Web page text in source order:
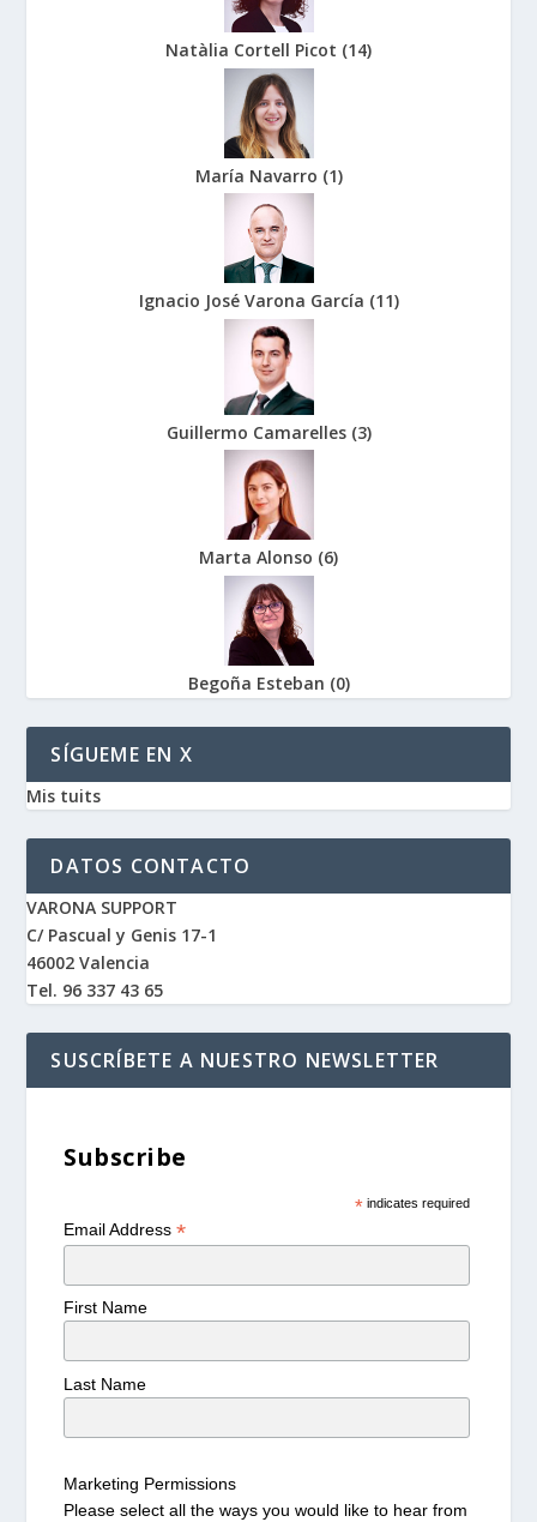
Natàlia Cortell Picot (14)
María Navarro (1)
Ignacio José Varona García (11)
Guillermo Camarelles (3)
Marta Alonso (6)
Begoña Esteban (0)
SÍGUEME EN X
Mis tuits
DATOS CONTACTO
VARONA SUPPORT
C/ Pascual y Genis 17-1
46002 Valencia
Tel. 96 337 43 65
SUSCRÍBETE A NUESTRO NEWSLETTER
Subscribe
*indicates required
Email Address*
First Name
Last Name
Marketing Permissions
Please select all the ways you would like to hear from